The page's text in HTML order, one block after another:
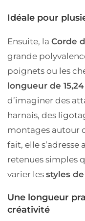
Idéale pour
Ensuite, la Corde
grande
poignets ou les
longueur de
d’imaginer des
harnais, des
montages autour
fait, elle s’adresse
retenues simples
varier les styles
Une longueur
créativité